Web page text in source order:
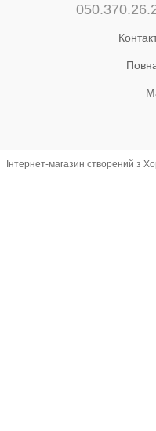
Інтернет-магазин створений з